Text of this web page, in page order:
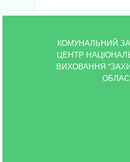
КОМУНАЛЬНИЙ
ЦЕНТР
ВИХОВАННЯ